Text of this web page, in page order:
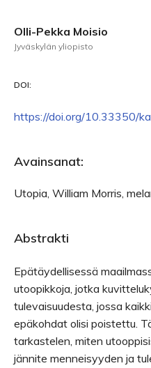
Olli-Pekka Moisio
Jyväskylän yliopisto
DOI:
https://doi.org/10.33350/
Avainsanat:
Utopia, William Morris,
Abstrakti
Epätäydellisessä
utoopikkoja, jotka
tulevaisuudesta, jossa
epäkohdat olisi poistettu.
tarkastelen, miten
jännite menneisyyden ja